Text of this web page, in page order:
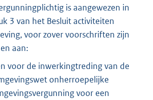
is aangewezen in
3 van het Besluit activiteiten
voor zover voorschriften zijn
aan:
voor de inwerkingtreding van de
onherroepelijke
voor een